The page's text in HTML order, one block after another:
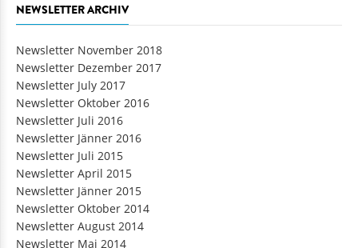
NEWSLETTER ARCHIV
Newsletter November 2018
Newsletter Dezember 2017
Newsletter July 2017
Newsletter Oktober 2016
Newsletter Juli 2016
Newsletter Jänner 2016
Newsletter Juli 2015
Newsletter April 2015
Newsletter Jänner 2015
Newsletter Oktober 2014
Newsletter August 2014
Newsletter Mai 2014